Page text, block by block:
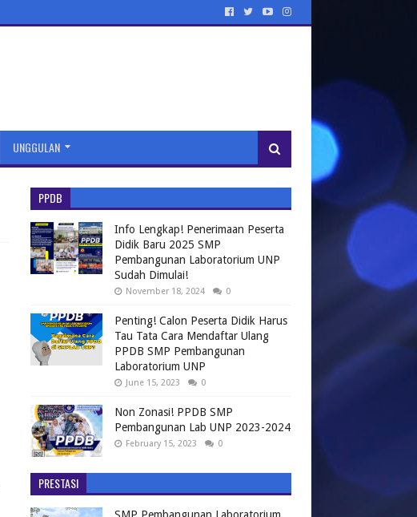
UNGGULAN
PPDB
Info Lengkap! Penerimaan Peserta
Didik Baru 2025 SMP
Pembangunan Laboratorium UNP
Sudah Dimulai!
November 18, 2024 0
Penting! Calon Peserta Didik Harus
Tau Tata Cara Mendaftar Ulang
PPDB SMP Pembangunan
Laboratorium UNP
June 15, 2023 0
Non Zonasi! PPDB SMP
Pembangunan Lab UNP 2023-2024
February 15, 2023 0
PRESTASI